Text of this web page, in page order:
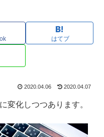
はてブ
2020.04.06 2020.04.07
変化しつつあります。